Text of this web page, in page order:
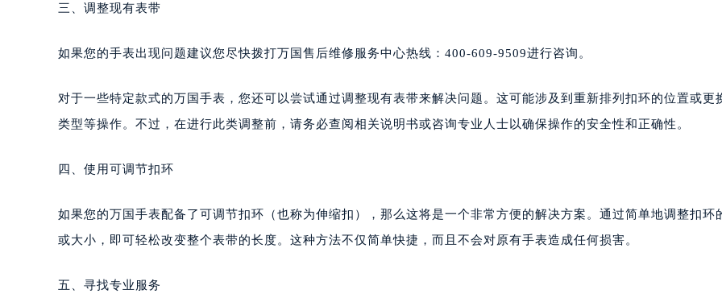
三、调整现有表带
如果您的手表出现问题建议您尽快拨打万国售后维修服务中心热线：400-609-9509进行咨询。
对于一些特定款式的万国手表，您还可以尝试通过调整现有表带来解决问题。这可能涉及到重新排列扣环的位置或更
类型等操作。不过，在进行此类调整前，请务必查阅相关说明书或咨询专业人士以确保操作的安全性和正确性。
四、使用可调节扣环
如果您的万国手表配备了可调节扣环（也称为伸缩扣），那么这将是一个非常方便的解决方案。通过简单地调整扣环
或大小，即可轻松改变整个表带的长度。这种方法不仅简单快捷，而且不会对原有手表造成任何损害。
五、寻找专业服务